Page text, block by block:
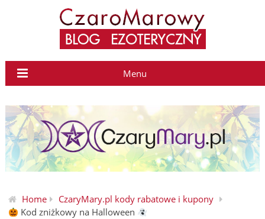
Menu
Home
CzaryMary.pl kody rabatowe i kupony
Kod zniżkowy na Halloween